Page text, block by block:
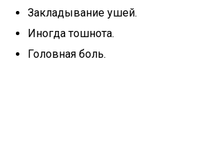
Закладывание ушей.
Иногда тошнота.
Головная боль.